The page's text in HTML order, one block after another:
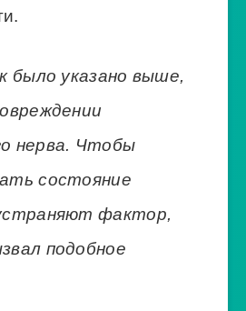
было указано выше,
нерва. Чтобы
состояние
фактор,
подобное